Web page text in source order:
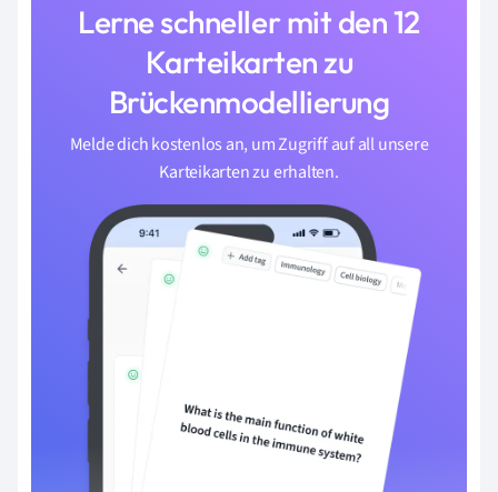
Lerne schneller mit den 12
Karteikarten zu
Brückenmodellierung
Melde dich kostenlos an, um Zugriff auf all unsere
Karteikarten zu erhalten.